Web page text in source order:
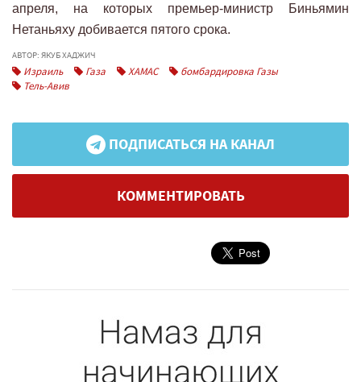
апреля, на которых премьер-министр Биньямин
Нетаньяху добивается пятого срока.
АВТОР: ЯКУБ ХАДЖИЧ
Израиль Газа ХАМАС
бомбардировка Газы
Тель-Авив
ПОДПИСАТЬСЯ НА КАНАЛ
КОММЕНТИРОВАТЬ